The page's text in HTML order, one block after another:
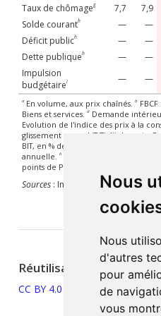
Nous
Nous
d'autres
pour
de
vous
Taux de chômageg 7,7 7,9
Solde couranth — —
Déficit publich — —
Dette publiqueh — —
Impulsion
budgétairei — —
aEn volume, aux prix chaînés. b
Biens et services. dDemande
Evolution de l'indice des prix à la
glissement annuel (T/T(-4)) des prix.
BIT, en % de la population active.
annuelle. h
points de PIB.
Sources: Insee, prévision OFCE
Réutilisation
CC BY 4.0